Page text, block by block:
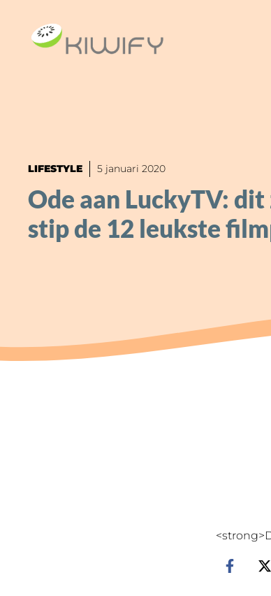
LIFESTYLE 5 januari 2020
Ode aan LuckyTV:
stip de 12 leukste